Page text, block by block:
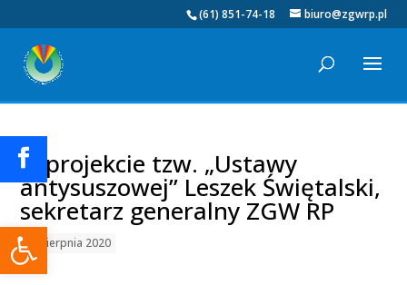
Otwórz pasek narzędzi
(61) 851-74-18 biuro@zgwrp.pl
O projekcie tzw. „Ustawy
antysuszowej” Leszek Świętalski,
sekretarz generalny ZGW RP
21 sierpnia 2020